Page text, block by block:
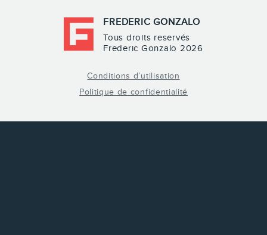
FREDERIC GONZALO
Tous droits reservés
Frederic Gonzalo 2026
Conditions d’utilisation
Politique de confidentialité